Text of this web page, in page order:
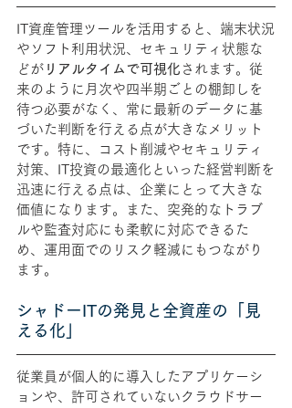
IT資産管理ツールを活用すると、端末状況
やソフト利用状況、セキュリティ状態な
どが リアルタイムで可視化 されます。従
来のように月次や四半期ごとの棚卸しを
待つ必要がなく、常に最新のデータに基
づいた判断を行える点が大きなメリット
です。特に、コスト削減やセキュリティ
対策、IT投資の最適化といった経営判断を
迅速に行える点は、企業にとって大きな
価値になります。また、突発的なトラブ
ルや監査対応にも柔軟に対応できるた
め、運用面でのリスク軽減にもつながり
ます。
シャドーITの発見と全資産の「見
える化」
従業員が個人的に導入したアプリケーシ
ョンや、許可されていないクラウドサー